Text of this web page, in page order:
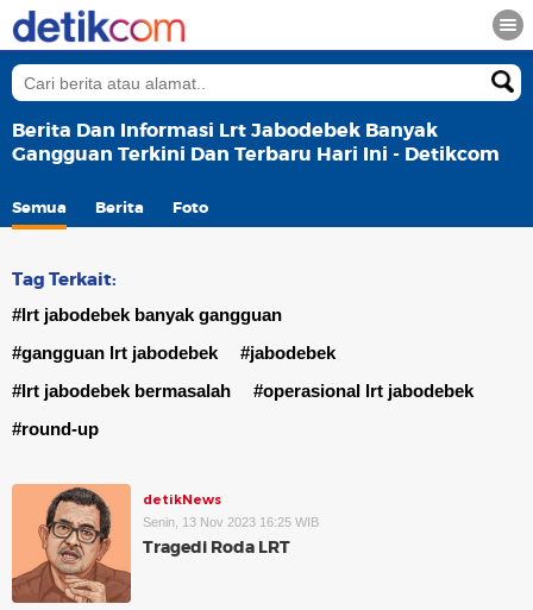
Berita Dan Informasi Lrt Jabodebek Banyak
Gangguan Terkini Dan Terbaru Hari Ini - Detikcom
Semua Berita Foto
Tag Terkait:
#lrt jabodebek banyak gangguan
#gangguan lrt jabodebek
#jabodebek
#lrt jabodebek bermasalah
#operasional lrt jabodebek
#round-up
detikNews
Senin, 13 Nov 2023 16:25 WIB
Tragedi Roda LRT